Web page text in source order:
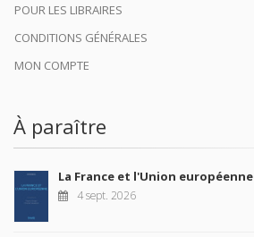
POUR LES LIBRAIRES
CONDITIONS GÉNÉRALES
MON COMPTE
À paraître
La France et l'Union européenne
4 sept. 2026